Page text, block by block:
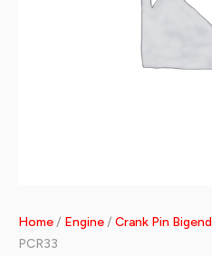
Home/ Engine/ Crank Pin Bigend
PCR33